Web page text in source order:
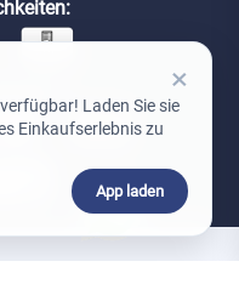
×
Laden Sie sie
Einkaufserlebnis zu
App laden